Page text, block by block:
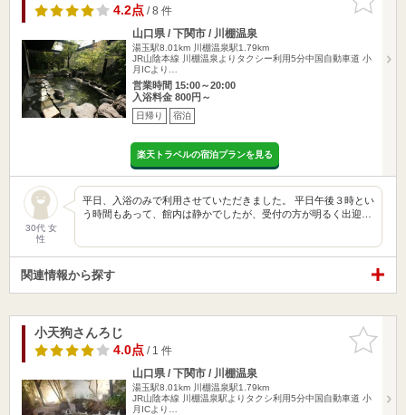
りに追加
4.2点/ 8 件
山口県 / 下関市 / 川棚温泉
湯玉駅8.01km
川棚温泉駅1.79km
JR山陰本線 川棚温泉よりタクシー利用5分中国自動車道 小
月ICより…
営業時間 15:00～20:00
入浴料金 800円～
日帰り 宿泊
楽天トラベルの宿泊プランを見る
30代 女
性
平日、入浴のみで利用させていただきました。 平日午後３時とい
う時間もあって、館内は静かでしたが、受付の方が明るく出迎…
関連情報から探す
お気に入
りに追加
小天狗さんろじ
4.0点/ 1 件
山口県 / 下関市 / 川棚温泉
湯玉駅8.01km
川棚温泉駅1.79km
JR山陰本線 川棚温泉駅よりタクシ利用5分中国自動車道 小
月ICより…